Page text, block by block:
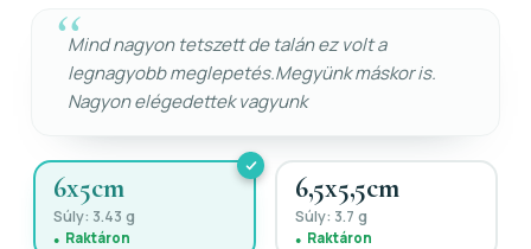
Mind nagyon tetszett de talán ez volt a
legnagyobb meglepetés.Megyünk máskor is.
Nagyon elégedettek vagyunk
6x5cm
Súly: 3.43 g
Raktáron
6,5x5,5cm
Súly: 3.7 g
Raktáron